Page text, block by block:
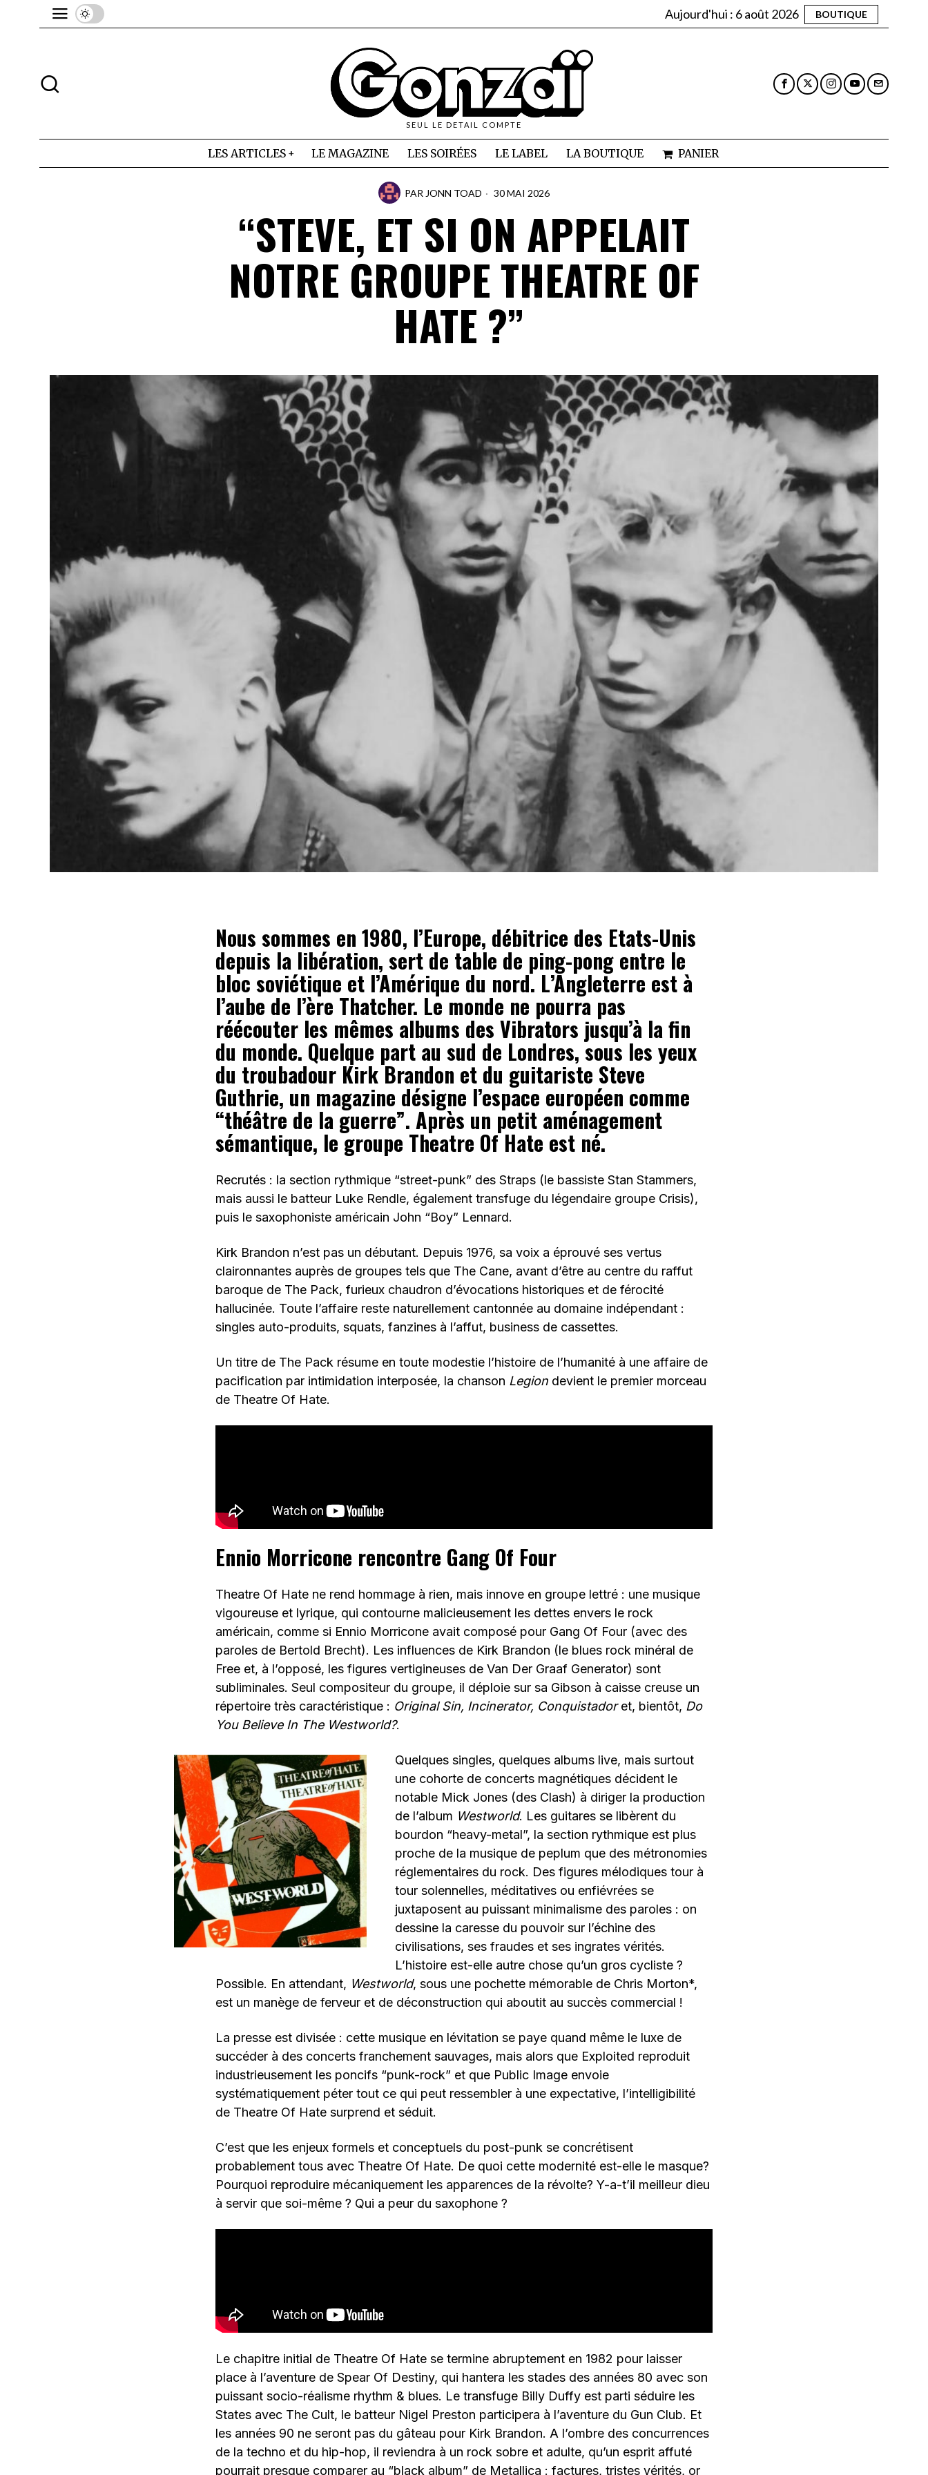
Aujourd'hui : 6 août 2026 BOUTIQUE
SEUL LE DETAIL COMPTE
LES ARTICLES LE MAGAZINE LES SOIRÉES LE LABEL LA BOUTIQUE PANIER
PAR JONN TOAD 30 MAI 2026
“STEVE, ET SI ON APPELAIT
NOTRE GROUPE THEATRE OF
HATE ?”
Nous sommes en 1980, l’Europe, débitrice des Etats-Unis
depuis la libération, sert de table de ping-pong entre le
bloc soviétique et l’Amérique du nord. L’Angleterre est à
l’aube de l’ère Thatcher. Le monde ne pourra pas
réécouter les mêmes albums des Vibrators jusqu’à la fin
du monde. Quelque part au sud de Londres, sous les yeux
du troubadour Kirk Brandon et du guitariste Steve
Guthrie, un magazine désigne l’espace européen comme
“théâtre de la guerre”. Après un petit aménagement
sémantique, le groupe Theatre Of Hate est né.
Recrutés : la section rythmique “street-punk” des Straps (le bassiste Stan Stammers,
mais aussi le batteur Luke Rendle, également transfuge du légendaire groupe Crisis),
puis le saxophoniste américain John “Boy” Lennard.
Kirk Brandon n’est pas un débutant. Depuis 1976, sa voix a éprouvé ses vertus
claironnantes auprès de groupes tels que The Cane, avant d’être au centre du raffut
baroque de The Pack, furieux chaudron d’évocations historiques et de férocité
hallucinée. Toute l’affaire reste naturellement cantonnée au domaine indépendant :
singles auto-produits, squats, fanzines à l’affut, business de cassettes.
Un titre de The Pack résume en toute modestie l’histoire de l’humanité à une affaire de
pacification par intimidation interposée, la chanson Legion devient le premier morceau
de Theatre Of Hate.
Ennio Morricone rencontre Gang Of Four
Theatre Of Hate ne rend hommage à rien, mais innove en groupe lettré : une musique
vigoureuse et lyrique, qui contourne malicieusement les dettes envers le rock
américain, comme si Ennio Morricone avait composé pour Gang Of Four (avec des
paroles de Bertold Brecht). Les influences de Kirk Brandon (le blues rock minéral de
Free et, à l’opposé, les figures vertigineuses de Van Der Graaf Generator) sont
subliminales. Seul compositeur du groupe, il déploie sur sa Gibson à caisse creuse un
répertoire très caractéristique : Original Sin, Incinerator, Conquistadoret, bientôt, Do
You Believe In The Westworld?.
Quelques singles, quelques albums live, mais surtout
une cohorte de concerts magnétiques décident le
notable Mick Jones (des Clash) à diriger la production
de l’album Westworld. Les guitares se libèrent du
bourdon “heavy-metal”, la section rythmique est plus
proche de la musique de peplum que des métronomies
réglementaires du rock. Des figures mélodiques tour à
tour solennelles, méditatives ou enfiévrées se
juxtaposent au puissant minimalisme des paroles : on
dessine la caresse du pouvoir sur l’échine des
civilisations, ses fraudes et ses ingrates vérités.
L’histoire est-elle autre chose qu’un gros cycliste ?
Possible. En attendant, Westworld, sous une pochette mémorable de Chris Morton*,
est un manège de ferveur et de déconstruction qui aboutit au succès commercial !
La presse est divisée : cette musique en lévitation se paye quand même le luxe de
succéder à des concerts franchement sauvages, mais alors que Exploited reproduit
industrieusement les poncifs “punk-rock” et que Public Image envoie
systématiquement péter tout ce qui peut ressembler à une expectative, l’intelligibilité
de Theatre Of Hate surprend et séduit.
C’est que les enjeux formels et conceptuels du post-punk se concrétisent
probablement tous avec Theatre Of Hate. De quoi cette modernité est-elle le masque?
Pourquoi reproduire mécaniquement les apparences de la révolte? Y-a-t’il meilleur dieu
à servir que soi-même ? Qui a peur du saxophone ?
Le chapitre initial de Theatre Of Hate se termine abruptement en 1982 pour laisser
place à l’aventure de Spear Of Destiny, qui hantera les stades des années 80 avec son
puissant socio-réalisme rhythm & blues. Le transfuge Billy Duffy est parti séduire les
States avec The Cult, le batteur Nigel Preston participera à l’aventure du Gun Club. Et
les années 90 ne seront pas du gâteau pour Kirk Brandon. A l’ombre des concurrences
de la techno et du hip-hop, il reviendra à un rock sobre et adulte, qu’un esprit affuté
pourrait presque comparer au “black album” de Metallica : factures, tristes vérités, or